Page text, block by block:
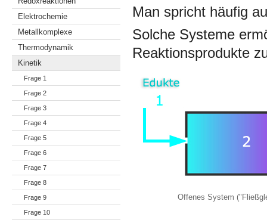
Elektrochemie
Metallkomplexe
Thermodynamik
Kinetik
Frage 1
Frage 2
Frage 3
Frage 4
Frage 5
Frage 6
Frage 7
Frage 8
Frage 9
Frage 10
Man spricht häufig
Solche Systeme
Reaktionsprodukte
Offenes System